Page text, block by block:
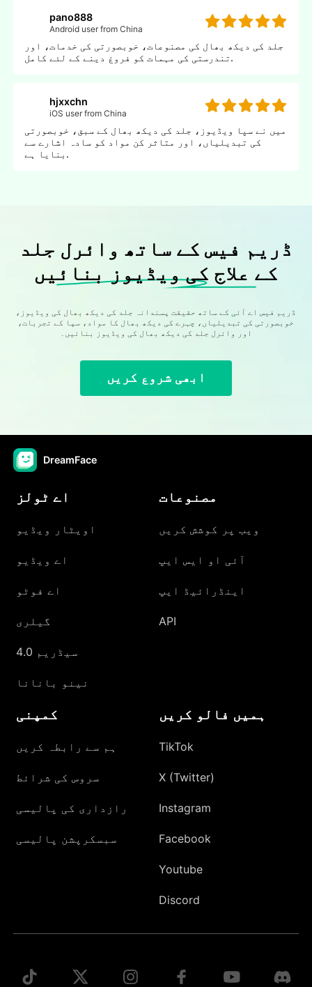
pano888
Android user from China
جلد کی دیکھ بھال کی مصنوعات، خوبصورتی کی خدمات، اور
تندرستی کی مہمات کو فروغ دینے کے لئے کامل.
hjxxchn
iOS user from China
میں نے سپا ویڈیوز، جلد کی دیکھ بھال کے سبق، خوبصورتی
کی تبدیلیاں، اور متاثر کن مواد کو سادہ اشارے سے
بنایا ہے.
ڈریم فیس کے ساتھ وائرل جلد
کے علاج کی ویڈیوز بنائیں
ڈریم فیس اے آئی کے ساتھ حقیقت پسندانہ جلد کی دیکھ بھال کی ویڈیوز،
خوبصورتی کی تبدیلیاں، چہرے کی دیکھ بھال کا مواد، سپا کے تجربات،
اور وائرل جلد کی دیکھ بھال کی ویڈیوز بنائیں۔
ابھی شروع کریں
DreamFace
اے ٹولز
اویٹار ویڈیو
اے ویڈیو
اے فوٹو
گیلری
سیڈریم 4.0
نینو بانانا
مصنوعات
ویب پر کوشش کریں
آئی او ایس ایپ
اینڈرائیڈ ایپ
API
کمپنی
ہم سے رابطہ کریں
سروس کی شرائط
رازداری کی پالیسی
سبسکرپشن پالیسی
ہمیں فالو کریں
TikTok
X (Twitter)
Instagram
Facebook
Youtube
Discord